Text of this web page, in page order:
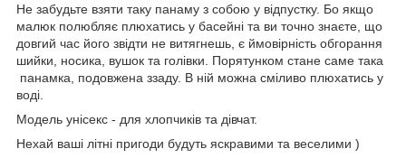
Не забудьте взяти таку панаму з собою у відпустку. Бо якщо
малюк полюбляє плюхатись у басейні та ви точно знаєте, що
довгий час його звідти не витягнешь, є ймовірність обгорання
шийки, носика, вушок та голівки. Порятунком стане саме така
панамка, подовжена ззаду. В ній можна сміливо плюхатись у
воді.
Модель унісекс - для хлопчиків та дівчат.
Нехай ваші літні пригоди будуть яскравими та веселими )